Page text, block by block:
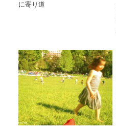
に寄り道